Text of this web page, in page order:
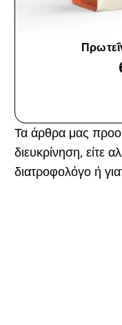
Τα άρθρα μας
διευκρίνηση, είτε
διατροφολόγο ή